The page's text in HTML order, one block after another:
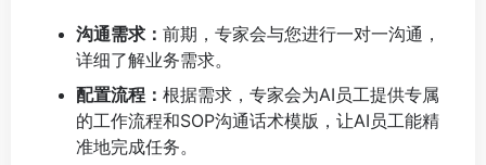
沟通需求： 前期，专家会与您进行一对一沟通，
详细了解业务需求。
配置流程： 根据需求，专家会为AI员工提供专属
的工作流程和SOP沟通话术模版，让AI员工能精
准地完成任务。